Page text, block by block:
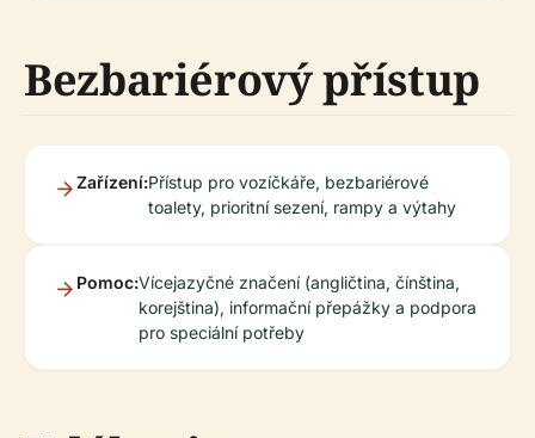
Bezbariérový přístup
Zařízení:Přístup pro vozíčkáře, bezbariérové
toalety, prioritní sezení, rampy a výtahy
Pomoc:Vícejazyčné značení (angličtina, čínština,
korejština), informační přepážky a podpora
pro speciální potřeby